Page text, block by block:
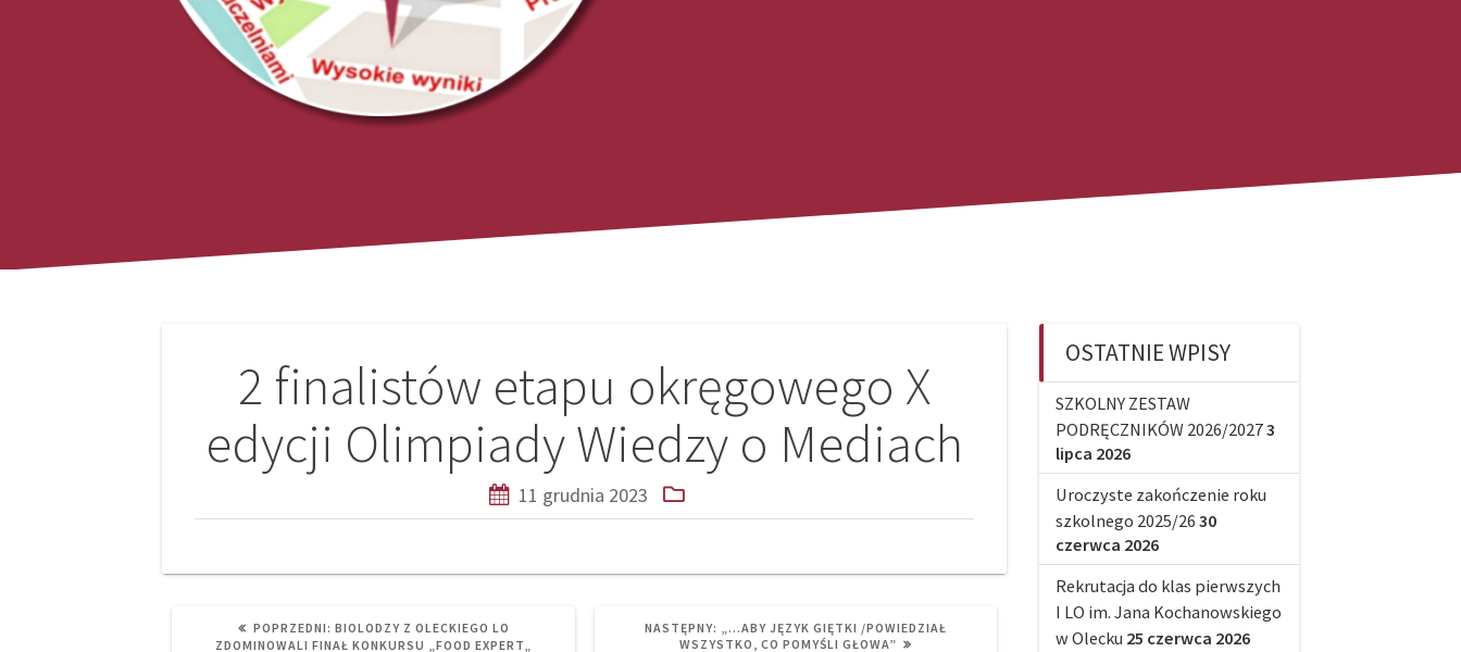
2 finalistów etapu okręgowego X
edycji Olimpiady Wiedzy o Mediach
11 grudnia 2023
Nawigacja
wpisu
POPRZEDNI: PREVIOUS
POST:
BIOLODZY Z OLECKIEGO LO
ZDOMINOWALI FINAŁ KONKURSU „FOOD EXPERT„
NASTĘPNY:
NEXT
POST:
„…ABY JĘZYK GIĘTKI /POWIEDZIAŁ
WSZYSTKO, CO POMYŚLI GŁOWA”
OSTATNIE WPISY
SZKOLNY ZESTAW
PODRĘCZNIKÓW 2026/20273
lipca 2026
Uroczyste zakończenie roku
szkolnego 2025/26 30
czerwca 2026
Rekrutacja do klas pierwszych
I LO im. Jana Kochanowskiego
w Olecku 25 czerwca 2026